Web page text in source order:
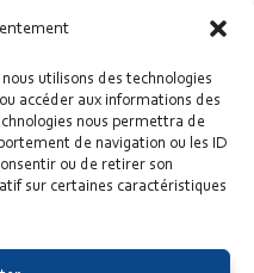
utilisons des technologies
accéder aux informations des
nous permettra de
de navigation ou les ID
ou de retirer son
sur certaines caractéristiques
spécialiste en médecine